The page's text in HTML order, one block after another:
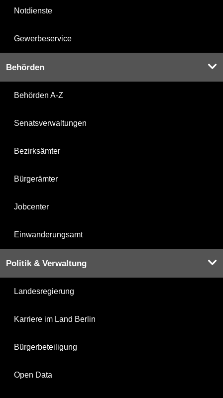
Notdienste
Gewerbeservice
Behörden
Behörden A-Z
Senatsverwaltungen
Bezirksämter
Bürgerämter
Jobcenter
Einwanderungsamt
Politik & Verwaltung
Landesregierung
Karriere im Land Berlin
Bürgerbeteiligung
Open Data